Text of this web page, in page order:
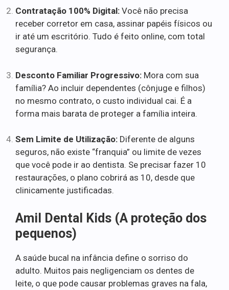
Contratação 100% Digital: Você não precisa
receber corretor em casa, assinar papéis físicos ou
ir até um escritório. Tudo é feito online, com total
segurança.
Desconto Familiar Progressivo: Mora com sua
família? Ao incluir dependentes (cônjuge e filhos)
no mesmo contrato, o custo individual cai. É a
forma mais barata de proteger a família inteira.
Sem Limite de Utilização: Diferente de alguns
seguros, não existe “franquia” ou limite de vezes
que você pode ir ao dentista. Se precisar fazer 10
restaurações, o plano cobrirá as 10, desde que
clinicamente justificadas.
Amil Dental Kids (A proteção dos
pequenos)
A saúde bucal na infância define o sorriso do
adulto. Muitos pais negligenciam os dentes de
leite, o que pode causar problemas graves na fala,